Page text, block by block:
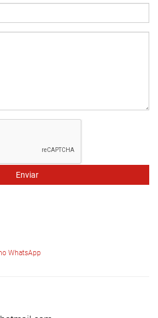
Enviar
WhatsApp